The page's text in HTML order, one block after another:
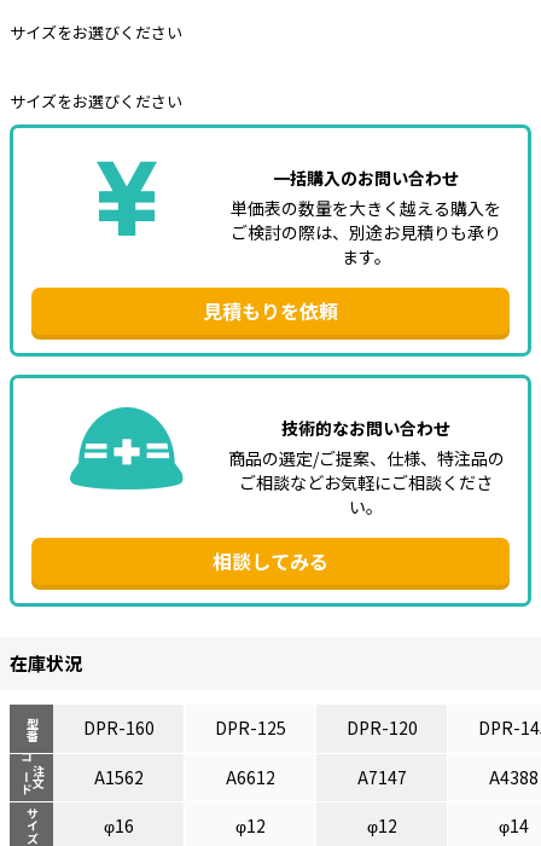
サイズをお選びください
サイズをお選びください
一括購入のお問い合わせ
単価表の数量を大きく越える購入を
ご検討の際は、別途お見積りも承り
ます。
見積もりを依頼
技術的なお問い合わせ
商品の選定/ご提案、仕様、特注品の
ご相談などお気軽にご相談くださ
い。
相談してみる
在庫状況
型番
注文
コード
サイズ
DPR-160 DPR-125 DPR-120 DPR-
A1562 A6612 A7147
A4388
φ16
φ12 φ12
φ14